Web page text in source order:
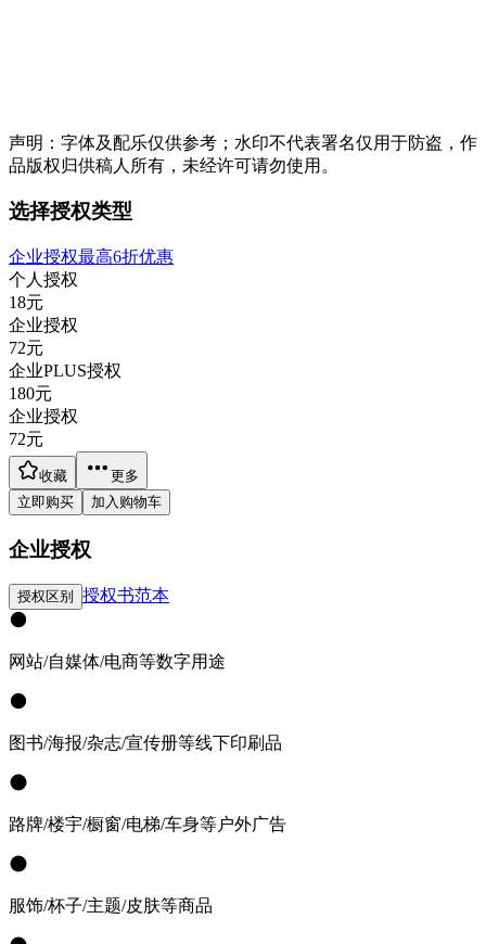
声明：字体及配乐仅供参考；水印不代表署名仅用于防盗，作
品版权归供稿人所有，未经许可请勿使用。
选择授权类型
企业授权最高6折优惠
个人授权
18元
企业授权
72元
企业PLUS授权
180元
企业授权
72元
收藏
更多
立即购买
加入购物车
企业授权
授权区别 授权书范本
网站/自媒体/电商等数字用途
图书/海报/杂志/宣传册等线下印刷品
路牌/楼宇/橱窗/电梯/车身等户外广告
服饰/杯子/主题/皮肤等商品